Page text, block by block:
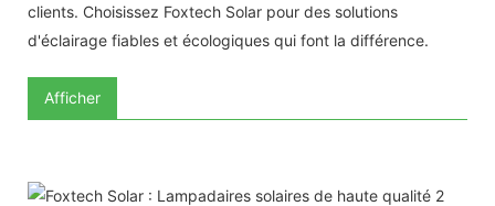
clients. Choisissez Foxtech Solar pour des solutions
d'éclairage fiables et écologiques qui font la différence.
Afficher